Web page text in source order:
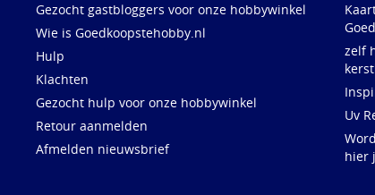
Gezocht gastbloggers voor onze hobbywinkel
Wie is Goedkoopstehobby.nl
Hulp
Klachten
Gezocht hulp voor onze hobbywinkel
Retour aanmelden
Afmelden nieuwsbrief
zelf
Uv
hier